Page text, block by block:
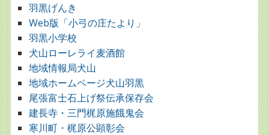
羽黒げんき
Web版「小弓の庄たより」
羽黒小学校
犬山ローレライ麦酒館
地域情報局犬山
地域ホームページ犬山羽黒
尾張富士石上げ祭伝承保存会
建長寺・三門梶原施餓鬼会
寒川町・梶原公顕彰会